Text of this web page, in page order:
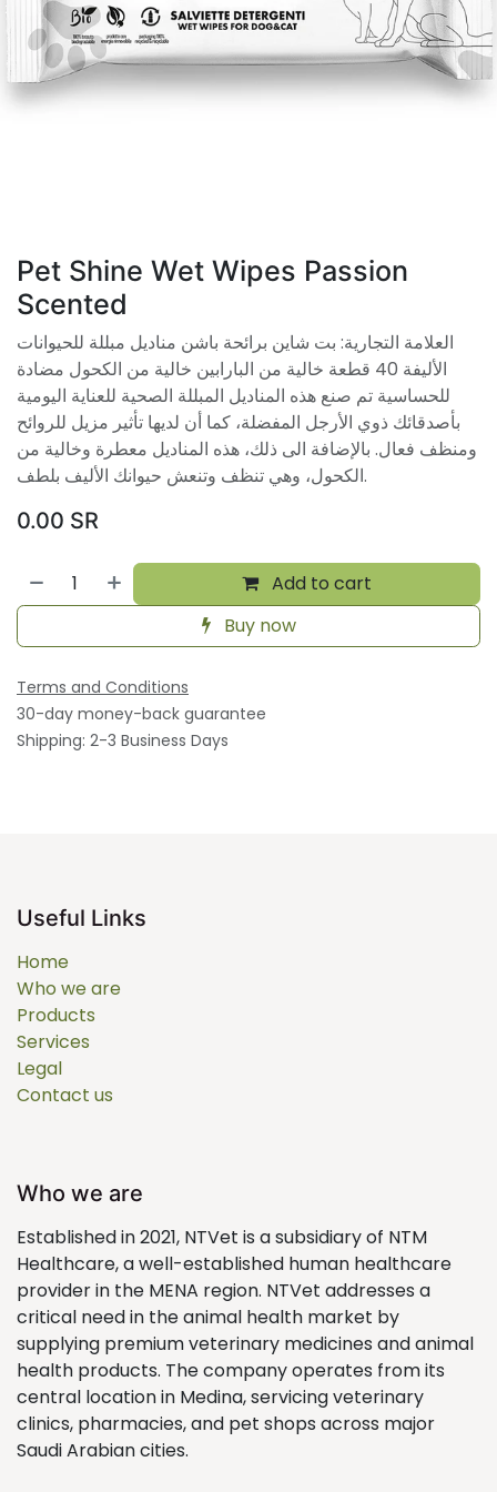
Pet Shine Wet Wipes Passion
Scented
العلامة التجارية: بت شاين برائحة باشن مناديل مبللة للحيوانات
الأليفة 40 قطعة خالية من البارابين خالية من الكحول مضادة
للحساسية تم صنع هذه المناديل المبللة الصحية للعناية اليومية
بأصدقائك ذوي الأرجل المفضلة، كما أن لديها تأثير مزيل للروائح
ومنظف فعال. بالإضافة الى ذلك، هذه المناديل معطرة وخالية من
الكحول، وهي تنظف وتنعش حيوانك الأليف بلطف.
0.00 SR
Add to cart
Buy now
Terms and Conditions
30-day money-back guarantee
Shipping: 2-3 Business Days
Useful Links
Home
Who we are
Products
Services
Legal
Contact us
Who we are
Established in 2021, NTVet is a subsidiary of NTM
Healthcare, a well-established human healthcare
provider in the MENA region. NTVet addresses a
critical need in the animal health market by
supplying premium veterinary medicines and animal
health products. The company operates from its
central location in Medina, servicing veterinary
clinics, pharmacies, and pet shops across major
Saudi Arabian cities.